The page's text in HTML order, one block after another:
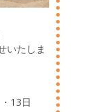
いたしま
13日